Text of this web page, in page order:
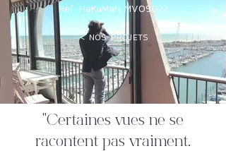
Réf. HaKaMaN MV09022
< NOS PROJETS
"Certaines vues ne se
racontent pas vraiment.